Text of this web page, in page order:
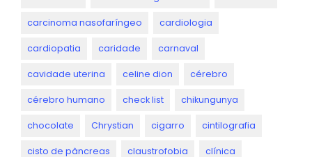
carcinoma nasofaríngeo cardiologia
cardiopatia caridade carnaval
cavidade uterina celine dion cérebro
cérebro humano check list chikungunya
chocolate Chrystian cigarro cintilografia
cisto de pâncreas claustrofobia clínica